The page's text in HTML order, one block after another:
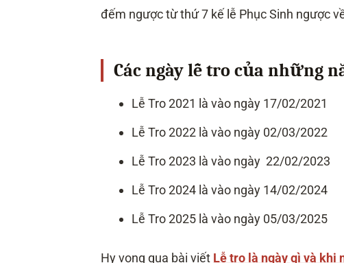
đếm ngược từ thứ 7 kế lễ Phục Sinh ngược
Các ngày lễ tro của những
Lễ Tro 2021 là vào ngày 17/02/2021
Lễ Tro 2022 là vào ngày 02/03/2022
Lễ Tro 2023 là vào ngày 22/02/2023
Lễ Tro 2024 là vào ngày 14/02/2024
Lễ Tro 2025 là vào ngày 05/03/2025
Hy vọng qua bài viết Lễ tro là ngày gì và khi